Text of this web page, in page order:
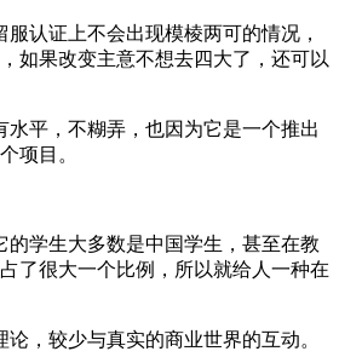
认证上不会出现模棱两可的情况，
如果改变主意不想去四大了，还可以
平，不糊弄，也因为它是一个推出
项目。
学生大多数是中国学生，甚至在教
了很大一个比例，所以就给人一种在
，较少与真实的商业世界的互动。